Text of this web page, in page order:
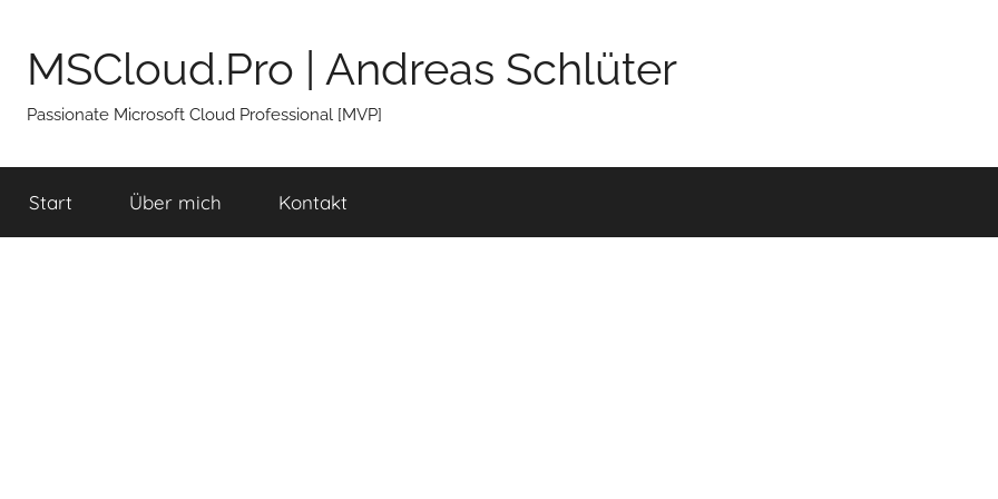
springen
MSCloud.Pro | Andreas Schlüter
Passionate Microsoft Cloud Professional [MVP]
Start Über mich Kontakt